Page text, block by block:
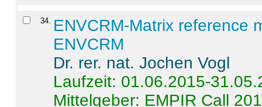
34. ENVCRM-Matrix reference
ENVCRM
Dr. rer. nat. Jochen Vogl
Laufzeit: 01.06.2015-
Mittelgeber: EMPIR Call